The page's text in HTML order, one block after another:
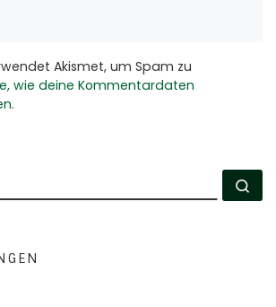
Akismet, um Spam zu
wie deine Kommentardaten